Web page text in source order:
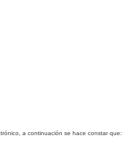
a continuación se hace constar que: